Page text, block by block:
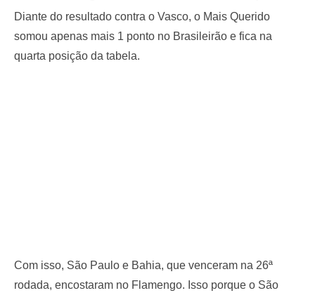
Diante do resultado contra o Vasco, o Mais Querido
somou apenas mais 1 ponto no Brasileirão e fica na
quarta posição da tabela.
Com isso, São Paulo e Bahia, que venceram na 26ª
rodada, encostaram no Flamengo. Isso porque o São